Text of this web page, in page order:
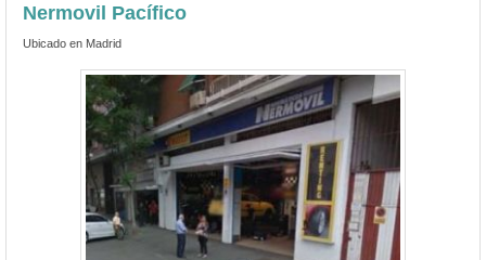
Nermovil Pacífico
Ubicado en Madrid